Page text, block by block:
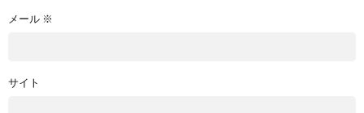
メール ※
サイト